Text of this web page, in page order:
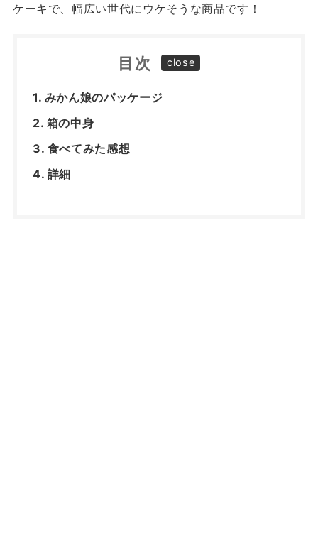
ケーキで、幅広い世代にウケそうな商品です！
目次
みかん娘のパッケージ
箱の中身
食べてみた感想
詳細